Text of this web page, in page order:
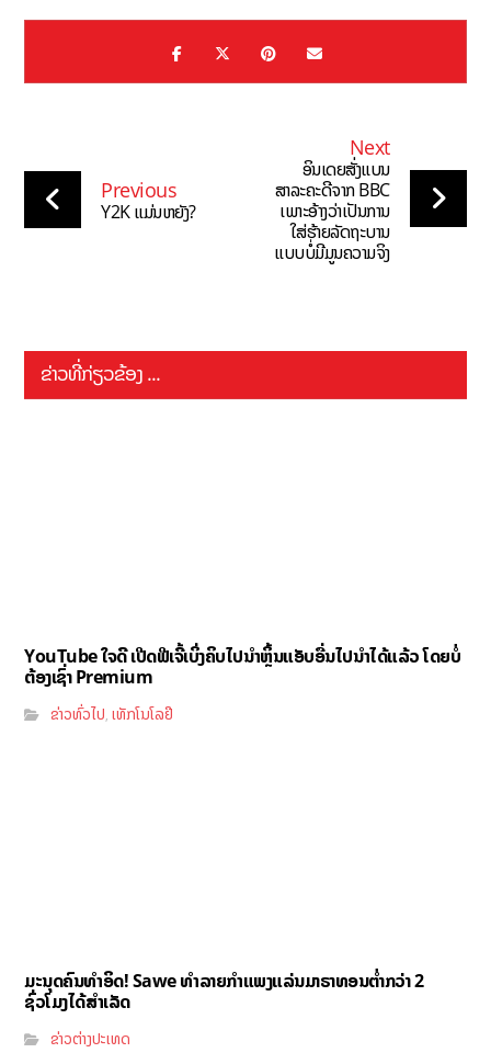
Previous
Y2K ແມ່ນຫຍັງ?
Next
ອິນເດຍສັ່ງແບນ
ສາລະຄະດີຈາກ BBC
ເພາະອ້າງວ່າເປັນການ
ໃສ່ຮ້າຍລັດຖະບານ
ແບບບໍ່ມີມູນຄວາມຈິງ
ຂ່າວທີ່ກ່ຽວຂ້ອງ ...
YouTube ໃຈດີ ເປີດຟີເຈີ້ເບິ່ງຄິບໄປນຳຫຼິ້ນແອັບອື່ນໄປນຳໄດ້ແລ້ວ ໂດຍບໍ່
ຕ້ອງເຊົ່າ Premium
ຂ່າວທົ່ວໄປ,ເທັກໂນໂລຢີ
ມະນຸດຄົນທຳອິດ! Sawe ທຳລາຍກຳແພງແລ່ນມາຣາທອນຕ່ຳກວ່າ 2
ຊົ່ວໂມງໄດ້ສຳເລັດ
ຂ່າວຕ່າງປະເທດ